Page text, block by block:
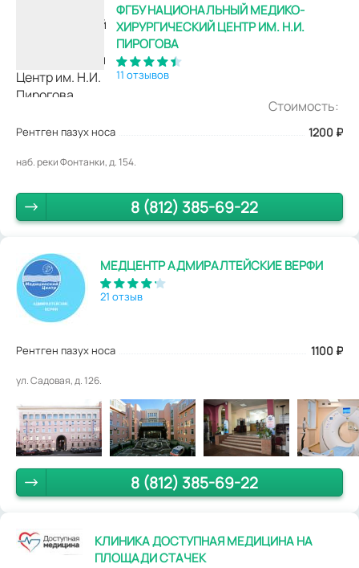
ФГБУ НАЦИОНАЛЬНЫЙ МЕДИКО-
ХИРУРГИЧЕСКИЙ ЦЕНТР ИМ. Н.И.
ПИРОГОВА
11 отзывов
Стоимость:
Рентген пазух носа 1200 ₽
наб. реки Фонтанки, д. 154.
8 (812) 385-69-22
МЕДЦЕНТР АДМИРАЛТЕЙСКИЕ ВЕРФИ
21 отзыв
Рентген пазух носа 1100 ₽
ул. Садовая, д. 126.
8 (812) 385-69-22
КЛИНИКА ДОСТУПНАЯ МЕДИЦИНА НА
ПЛОЩАДИ СТАЧЕК